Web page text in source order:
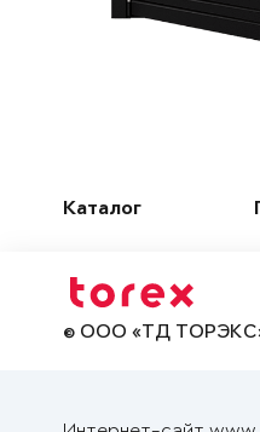
Каталог
© ООО «ТД ТОРЭКС»